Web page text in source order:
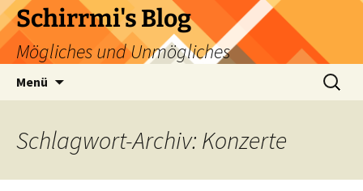
Zum
Inhalt
springen
Schirrmi's Blog
Mögliches und Unmögliches
Menü
Suchen
nach:
Schlagwort-Archiv: Konzerte